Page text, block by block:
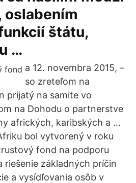
oslabením
štátu,
…
a 12. novembra 2015, –
so zreteľom na
prijatý na samite vo
na Dohodu o partnerstve
afrických, karibských a …
bol vytvorený v roku
fond na podporu
riešenie základných príčin
a vysídľovania osôb v